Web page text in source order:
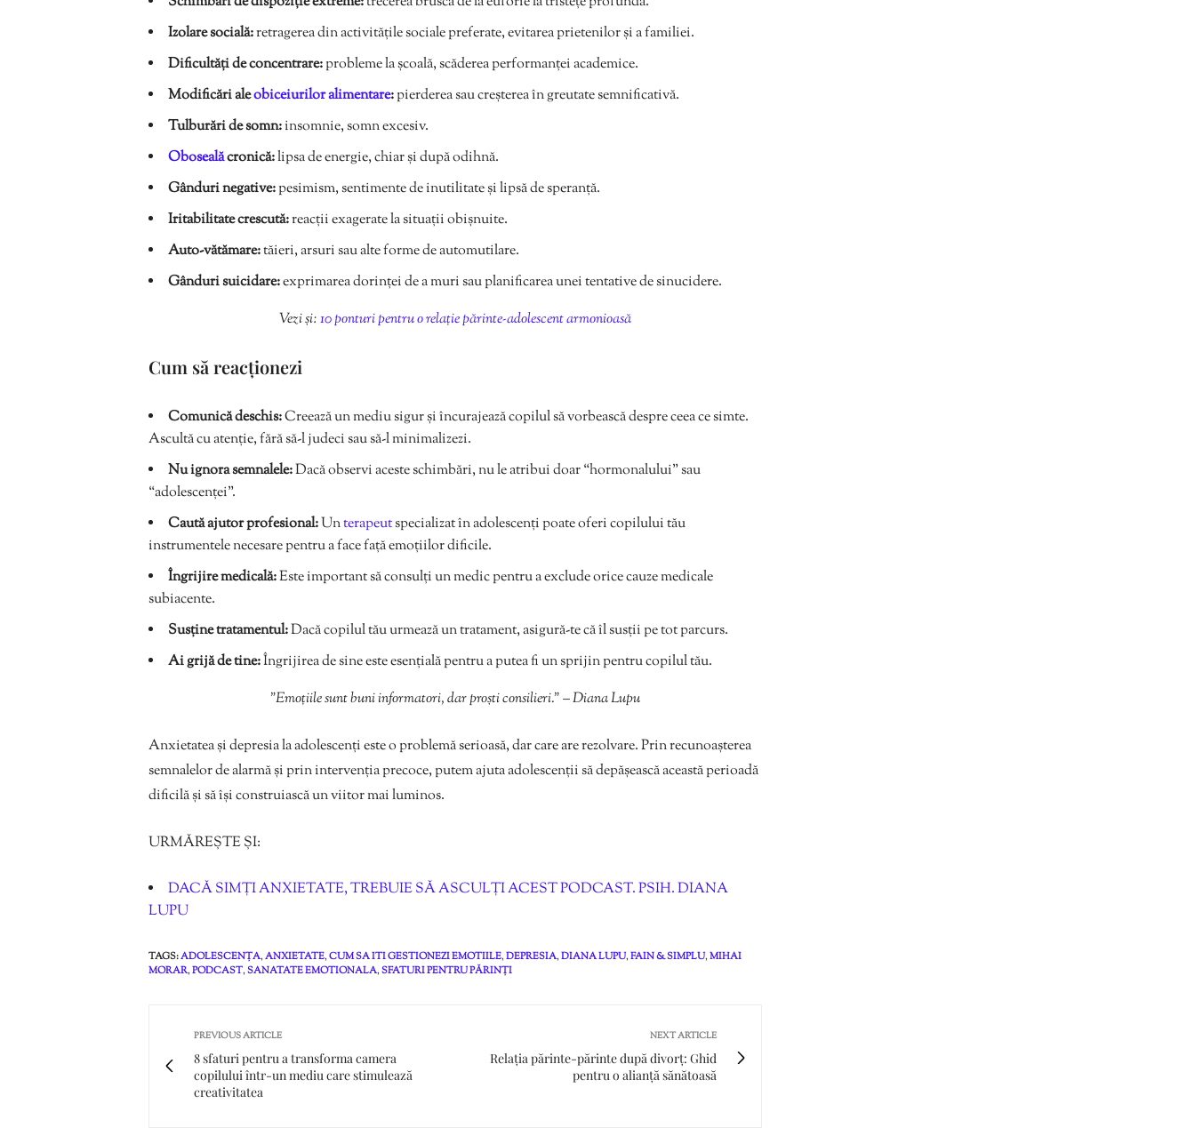
Izolare socială:retragerea din activitățile sociale preferate, evitarea prietenilor și a familiei.
Dificultăți de concentrare:probleme la școală, scăderea performanței academice.
Modificări aleobiceiurilor alimentare:pierderea sau creșterea în greutate semnificativă.
Tulburări de somn:insomnie, somn excesiv.
Obosealăcronică:lipsa de energie, chiar și după odihnă.
Gânduri negative:pesimism, sentimente de inutilitate și lipsă de speranță.
Iritabilitate crescută:reacții exagerate la situații obișnuite.
Auto-vătămare:tăieri, arsuri sau alte forme de automutilare.
Gânduri suicidare:exprimarea dorinței de a muri sau planificarea unei tentative de sinucidere.
Vezi și:10 ponturi pentru o relație părinte-adolescent armonioasă
Cum să reacționezi
Comunică deschis:Creează un mediu sigur și încurajează copilul să vorbească despre ceea ce simte.
Ascultă cu atenție, fără să-l judeci sau să-l minimalizezi.
Nu ignora semnalele:Dacă observi aceste schimbări, nu le atribui doar “hormonalului” sau
“adolescenței”.
Caută ajutor profesional:Unterapeutspecializat în adolescenți poate oferi copilului tău
instrumentele necesare pentru a face față emoțiilor dificile.
Îngrijire medicală:Este important să consulți un medic pentru a exclude orice cauze medicale
subiacente.
Susține tratamentul:Dacă copilul tău urmează un tratament, asigură-te că îl susții pe tot parcurs.
Ai grijă de tine:Îngrijirea de sine este esențială pentru a putea fi un sprijin pentru copilul tău.
”Emoțiile sunt buni informatori, dar proști consilieri.” – Diana Lupu
Anxietatea și depresia la adolescenți este o problemă serioasă, dar care are rezolvare. Prin recunoașterea
semnalelor de alarmă și prin intervenția precoce, putem ajuta adolescenții să depășească această perioadă
dificilă și să își construiască un viitor mai luminos.
URMĂREȘTE ȘI:
DACĂ SIMȚI ANXIETATE, TREBUIE SĂ ASCULȚI ACEST PODCAST. PSIH. DIANA
LUPU
TAGS:ADOLESCENȚA,ANXIETATE,CUM SA ITI GESTIONEZI EMOTIILE,DEPRESIA,DIANA LUPU,FAIN & SIMPLU,MIHAI
MORAR,PODCAST,SANATATE EMOTIONALA,SFATURI PENTRU PĂRINȚI
PREVIOUS ARTICLE
8 sfaturi pentru a transforma camera
copilului într-un mediu care stimulează
creativitatea
NEXT ARTICLE
Relația părinte-părinte după divorț: Ghid
pentru o alianță sănătoasă